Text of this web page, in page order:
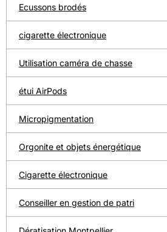
Ecussons brodés
cigarette électronique
Utilisation caméra de chasse
étui AirPods
Micropigmentation
Orgonite et objets énergétique
Cigarette électronique
Conseiller en gestion de patri